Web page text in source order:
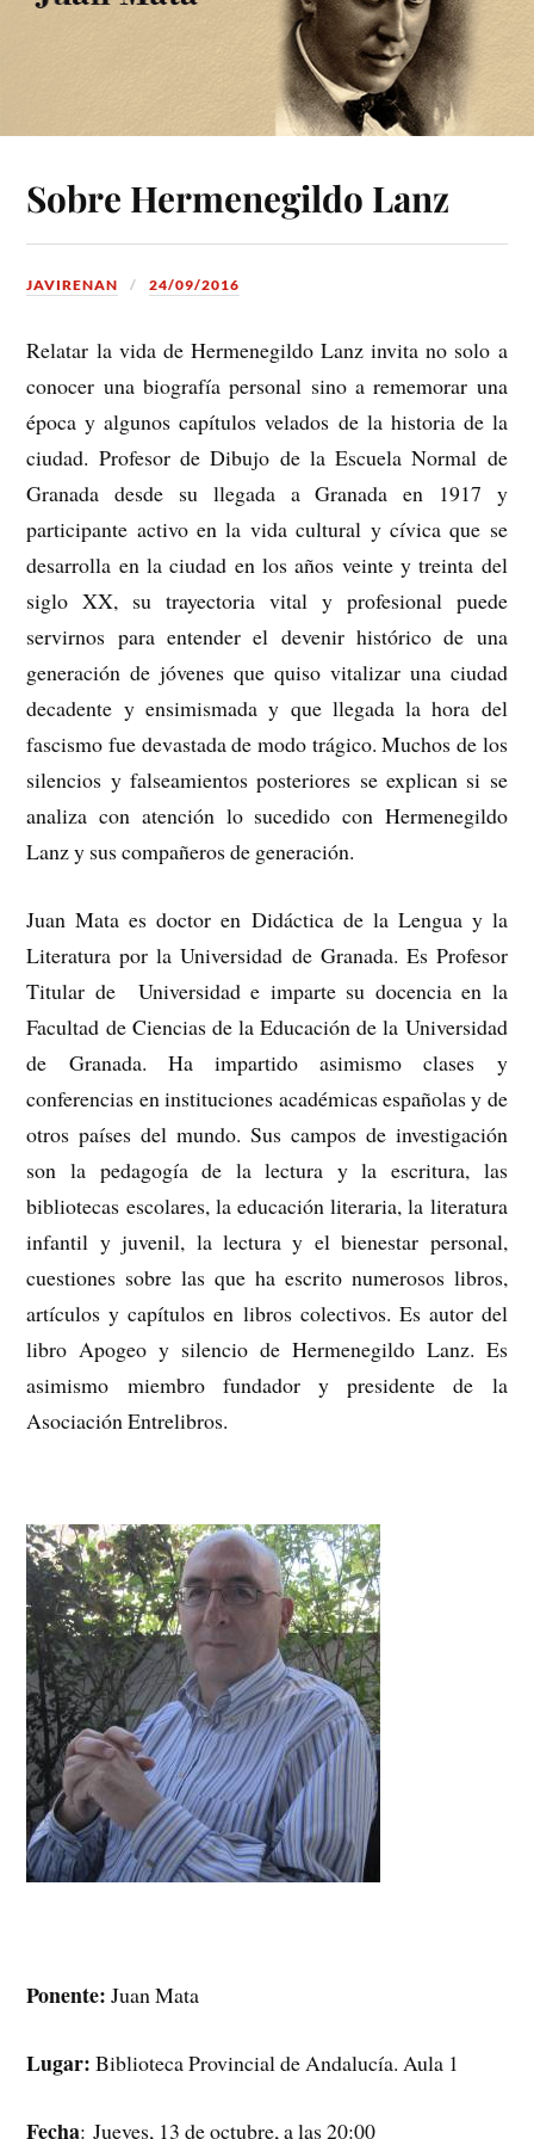
Sobre Hermenegildo Lanz
JAVIRENAN 24/09/2016
Relatar la vida de Hermenegildo Lanz invita no solo a
conocer una biografía personal sino a rememorar una
época y algunos capítulos velados de la historia de la
ciudad. Profesor de Dibujo de la Escuela Normal de
Granada desde su llegada a Granada en 1917 y
participante activo en la vida cultural y cívica que se
desarrolla en la ciudad en los años veinte y treinta del
siglo XX, su trayectoria vital y profesional puede
servirnos para entender el devenir histórico de una
generación de jóvenes que quiso vitalizar una ciudad
decadente y ensimismada y que llegada la hora del
fascismo fue devastada de modo trágico. Muchos de los
silencios y falseamientos posteriores se explican si se
analiza con atención lo sucedido con Hermenegildo
Lanz y sus compañeros de generación.
Juan Mata es doctor en Didáctica de la Lengua y la
Literatura por la Universidad de Granada. Es Profesor
Titular de Universidad e imparte su docencia en la
Facultad de Ciencias de la Educación de la Universidad
de Granada. Ha impartido asimismo clases y
conferencias en instituciones académicas españolas y de
otros países del mundo. Sus campos de investigación
son la pedagogía de la lectura y la escritura, las
bibliotecas escolares, la educación literaria, la literatura
infantil y juvenil, la lectura y el bienestar personal,
cuestiones sobre las que ha escrito numerosos libros,
artículos y capítulos en libros colectivos. Es autor del
libro Apogeo y silencio de Hermenegildo Lanz. Es
asimismo miembro fundador y presidente de la
Asociación Entrelibros.
Ponente: Juan Mata
Lugar: Biblioteca Provincial de Andalucía. Aula 1
Fecha: Jueves, 13 de octubre, a las 20:00